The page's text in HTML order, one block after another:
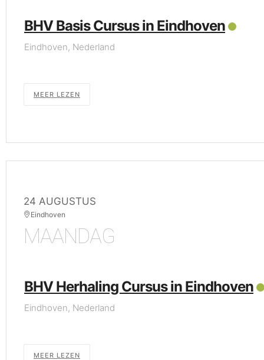
BHV Basis Cursus in Eindhoven
Eindhoven, Nederland
MEER LEZEN
24 AUGUSTUS
Eindhoven
MAANDAG
BHV Herhaling Cursus in Eindhoven
Eindhoven, Nederland
MEER LEZEN